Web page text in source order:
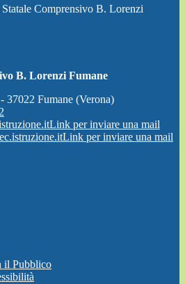
Comprensivo B. Lorenzi
B. Lorenzi Fumane
37022 Fumane (Verona)
Link per inviare una mail
Link per inviare una mail
il Pubblico